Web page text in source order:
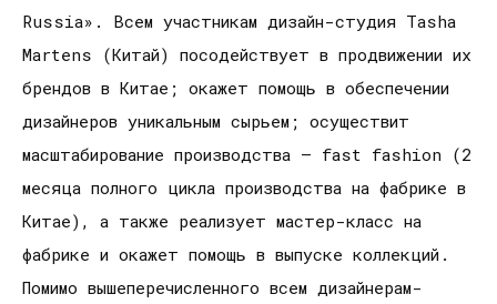
Russia». Всем участникам дизайн-студия Tasha
Martens (Китай) посодействует в продвижении их
брендов в Китае; окажет помощь в обеспечении
дизайнеров уникальным сырьем; осуществит
масштабирование производства – fast fashion (2
месяца полного цикла производства на фабрике в
Китае), а также реализует мастер-класс на
фабрике и окажет помощь в выпуске коллекций.
Помимо вышеперечисленного всем дизайнерам-